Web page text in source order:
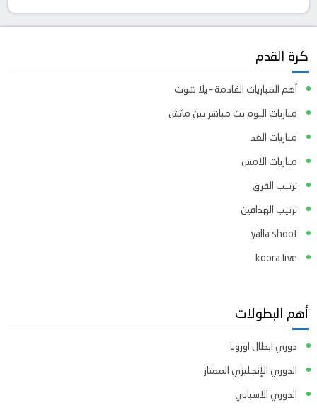
كرة القدم
أهم المباريات القادمة – يلا شوت
مباريات اليوم بث مباشر بين ماتش
مباريات الغد
مباريات الامس
ترتيب الفرق
ترتيب الهدافين
yalla shoot
koora live
أهم البطولات
دوري ابطال اوروبا
الدوري الإنجليزي الممتاز
الدوري الاسباني